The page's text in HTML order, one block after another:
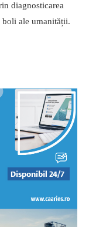
diagnosticarea
boli ale umanității.